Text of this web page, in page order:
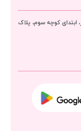
ابتدای کوچه سوم، پلاک